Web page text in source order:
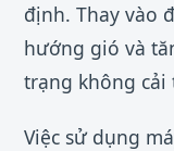
định. Thay vào
hướng gió và
trạng không
Việc sử dụng